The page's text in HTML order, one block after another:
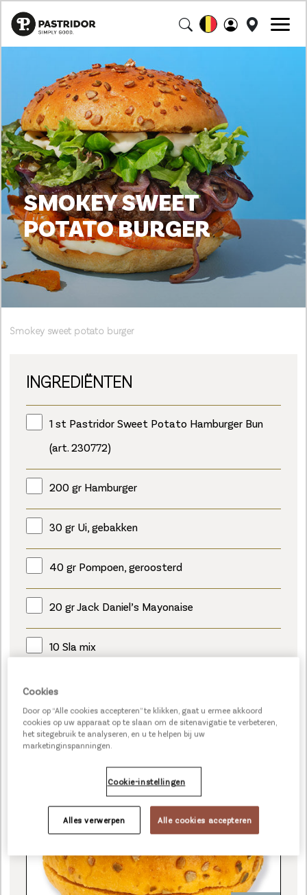
SMOKEY SWEET
POTATO BURGER
Smokey sweet potato burger
INGREDIËNTEN
1 st Pastridor Sweet Potato Hamburger Bun
(art. 230772)
200 gr Hamburger
30 gr Ui, gebakken
40 gr Pompoen, geroosterd
20 gr Jack Daniel’s Mayonaise
10 Sla mix
SWEET POTATO HAMBURGER BUN
Cookies
Door op “Alle cookies accepteren” te klikken, gaat u ermee akkoord
cookies op uw apparaat op te slaan om de sitenavigatie te verbeteren,
het sitegebruik te analyseren, en u te helpen bij uw
marketinginspanningen.
Cookie-instellingen
Alles verwerpen Alle cookies accepteren